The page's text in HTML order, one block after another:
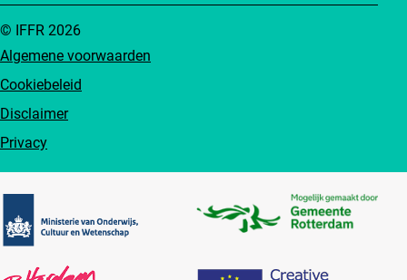
Algemene voorwaarden
Cookiebeleid
Disclaimer
Privacy
© IFFR 2026